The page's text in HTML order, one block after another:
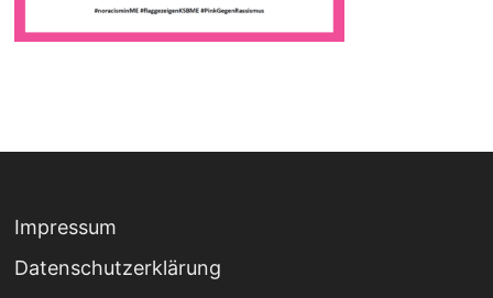
Impressum
Datenschutz­erklärung